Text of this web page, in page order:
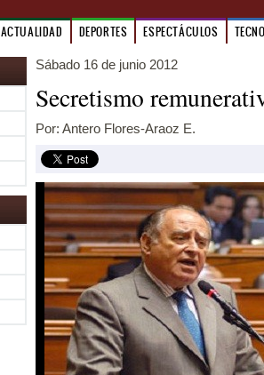
ACTUALIDAD DEPORTES ESPECTÁCULOS
Sábado 16 de junio 2012
Secretismo
Por: Antero Flores-Araoz E.